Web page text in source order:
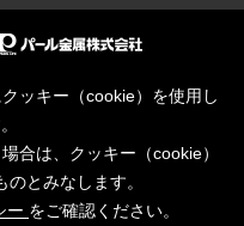
ッキー（cookie）を使用し
合は、クッキー（cookie）
とみなします。
ー をご確認ください。